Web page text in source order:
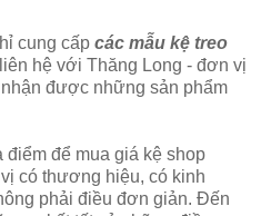
cung cấp các mẫu kệ treo
hệ với Thăng Long - đơn vị
được những sản phẩm
điểm để mua giá kệ shop
có thương hiệu, có kinh
phải điều đơn giản. Đến